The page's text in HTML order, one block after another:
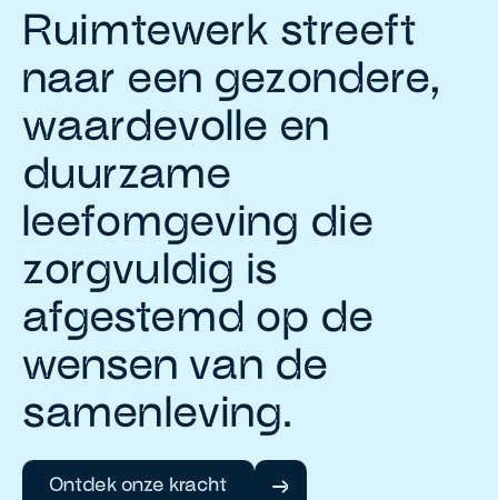
Ruimtewerk streeft
naar een gezondere,
waardevolle en
duurzame
leefomgeving die
zorgvuldig is
afgestemd op de
wensen van de
samenleving.
Ontdek onze kracht